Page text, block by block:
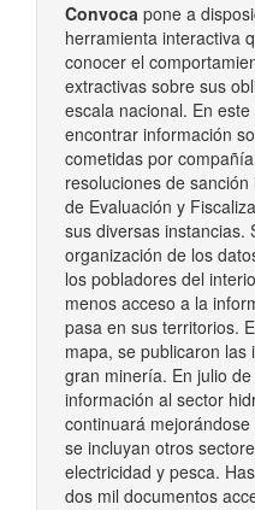
Convoca pone a
herramienta interactiva
conocer el
extractivas sobre sus
escala nacional. En
encontrar información
cometidas por
resoluciones de
de Evaluación y
sus diversas instancias.
organización de los
los pobladores del
menos acceso a la
pasa en sus territorios.
mapa, se publicaron
gran minería. En julio
información al sector
continuará
se incluyan otros
electricidad y pesca.
dos mil documentos